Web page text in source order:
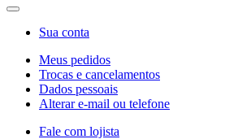
Sua conta
Meus pedidos
Trocas e cancelamentos
Dados pessoais
Alterar e-mail ou telefone
Fale com lojista